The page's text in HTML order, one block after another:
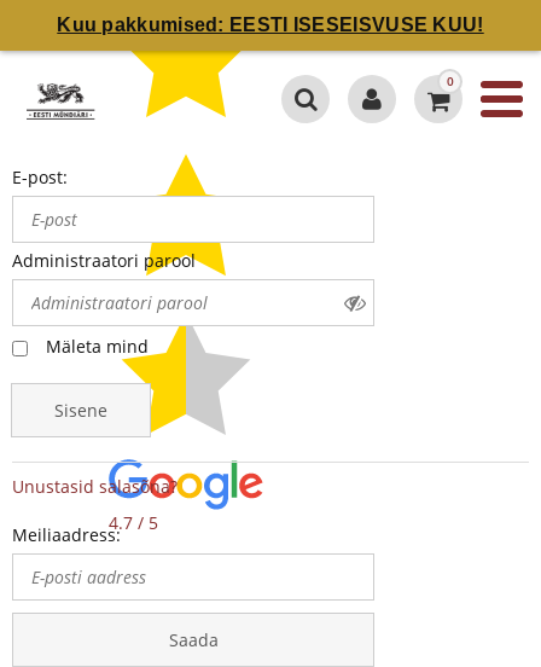
Kuu pakkumised: EESTI ISESEISVUSE KUU!
4.7 / 5
0
E-post:
Administraatori parool
Mäleta mind
Sisene
Unustasid salasõna?
Meiliaadress:
Saada